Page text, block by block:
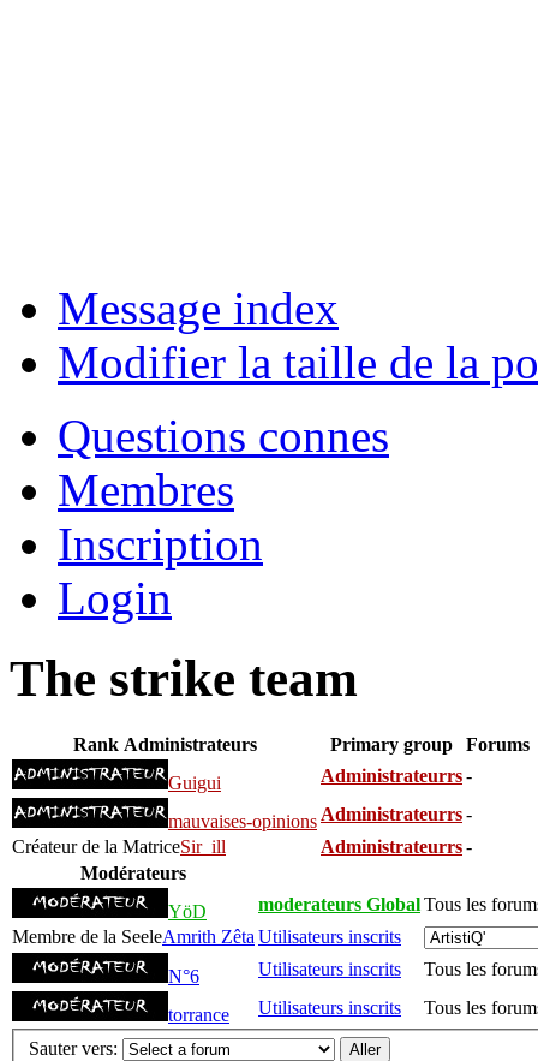
Message index
Modifier la taille de la
Questions connes
Membres
Inscription
Login
The strike team
Rank Administrateurs Primary group
Forums
Guigui
Administrateurrs-
mauvaises-opinions Administrateurrs-
Créateur de la MatriceSir_ill Administrateurrs-
Modérateurs
YöD
moderateurs GlobalTous les
Membre de la SeeleAmrith Zêta Utilisateurs inscrits
N°6
Utilisateurs inscrits Tous les
torrance Utilisateurs inscrits Tous les
Sauter vers: